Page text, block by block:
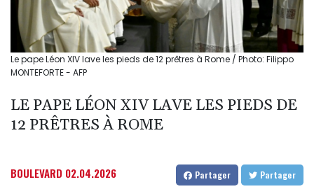
Le pape Léon XIV lave les pieds de 12 prêtres à Rome / Photo: Filippo
MONTEFORTE - AFP
LE PAPE LÉON XIV LAVE LES PIEDS DE
12 PRÊTRES À ROME
BOULEVARD 02.04.2026 Partager Partager